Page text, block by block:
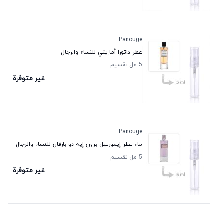
Panouge
عطر داتورا أماريتي للنساء والرجال
5 مل تقسيم
غير متوفرة
Panouge
ماء عطر إيمورتيل برون إيه دو بارفان للنساء والرجال
5 مل تقسيم
غير متوفرة